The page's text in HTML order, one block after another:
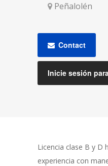
Peñalolén
Contact
Inicie sesión
Licencia clase B y D
experiencia con